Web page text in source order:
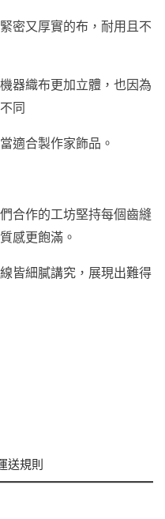
密又厚實的布，耐用且不
器織布更加立體，也因為
同
適合製作家飾品。
合作的工坊堅持每個齒縫
感更飽滿。
皆細膩講究，展現出難得
送規則